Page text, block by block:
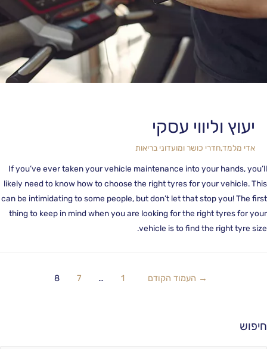
יעוץ וליווי עסקי
אדי מלמד,חדרי כושר ומועדוני בריאות
If you’ve ever taken your vehicle maintenance into your hands,
likely need to know how to choose the right tyres for your vehicle.
can be intimidating to some people, but don’t let that stop you! The
thing to keep in mind when you are looking for the right tyres for
vehicle is to find the right tyre
העמוד הקודם